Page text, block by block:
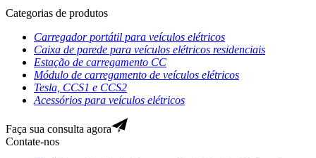
Categorias de produtos
Carregador portátil para veículos elétricos
Caixa de parede para veículos elétricos residenciais
Estação de carregamento CC
Módulo de carregamento de veículos elétricos
Tesla, CCS1 e CCS2
Acessórios para veículos elétricos
Faça sua consulta agora
Contate-nos